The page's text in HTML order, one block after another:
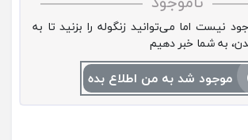
نیست اما می‌توانید زنگوله را بزنید تا به
به شما خبر دهیم
موجود شد به من اطلاع بده